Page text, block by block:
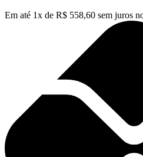
Em até 1x de R$ 558,60 sem juros